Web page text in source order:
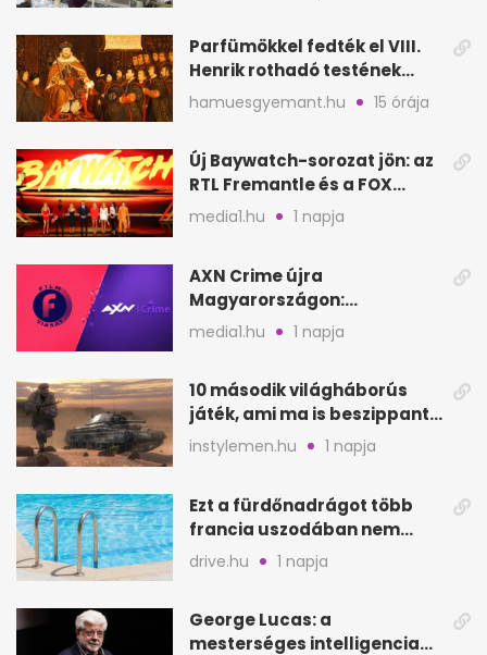
Parfümökkel fedték el VIII.
Henrik rothadó testének
szagát
hamuesgyemant.hu 15 órája
Új Baywatch-sorozat jön: az
RTL Fremantle és a FOX
készíti
media1.hu 1 napja
AXN Crime újra
Magyarországon:
szeptembertől a Viasat Film
media1.hu 1 napja
10 második világháborús
játék, ami ma is beszippant
a képernyő elé
instylemen.hu 1 napja
Ezt a fürdőnadrágot több
francia uszodában nem
fogadják el
drive.hu 1 napja
George Lucas: a
mesterséges intelligencia